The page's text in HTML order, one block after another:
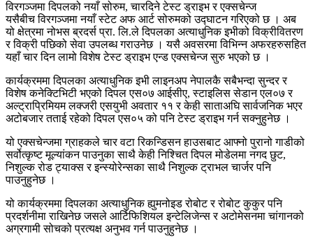
विरगञ्जमा दिपलको नयाँ सोरुम, चारदिने टेस्ट ड्राइभ र एक्सचेन्ज
यसैबीच विरगञ्जमा नयाँ स्टेट अफ आर्ट सोरुमको उद्घाटन गरिएको छ । अब
यो क्षेत्रमा नोभस ब्रदर्स प्रा. लि.ले दिपलका अत्याधुनिक इभीको विक्रीवितरण
र विक्री पछिको सेवा उपलब्ध गराउनेछ । यसै अवसरमा विभिन्न अफरहरुसहित
यहाँ चार दिन लामो विशेष टेस्ट ड्राइभ एन्ड एक्सचेन्ज सुरु भएको छ ।
कार्यक्रममा दिपलका अत्याधुनिक इभी लाइनअप नेपालकै सबैभन्दा सुन्दर र
विशेष कनेक्टिभिटी भएको दिपल एस०७ आईसीए, स्टाइलिस सेडान एल०७ र
अल्ट्राप्रिमियम लक्जरी एसयुभी अवतार ११ र केही साताअघि सार्वजनिक भएर
अटोबजार तताई रहेको दिपल एस०५ को पनि टेस्ट ड्राइभ गर्न सक्नुहुनेछ ।
यो एक्सचेन्जमा ग्राहकले चार वटा रिकन्डिसन हाउसबाट आफ्नो पुरानो गाडीको
सर्वोत्कृष्ट मूल्यांकन पाउनुका साथै केही निश्चित दिपल मोडेलमा नगद छुट,
निशुल्क रोड ट्याक्स र इन्स्योरेन्सका साथै निशुल्क ट्राभल चार्जर पनि
पाउनुहुनेछ ।
यो कार्यक्रममा दिपलका अत्याधुनिक ह्युमनोइड रोबोट र रोबोट कुकुर पनि
प्रदर्शनीमा राखिनेछ जसले आर्टिफिशियल इन्टेलिजेन्स र अटोमेसनमा चांगानको
अग्रगामी सोचको प्रत्यक्ष अनुभव गर्न पाउनुहुनेछ ।